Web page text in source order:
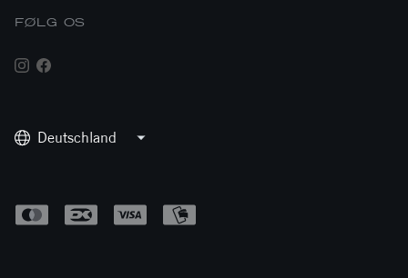
FØLG OS
Deutschland